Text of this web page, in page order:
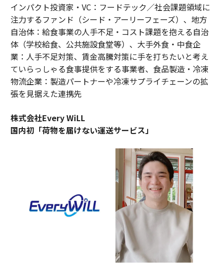
インパクト投資家・VC：フードテック／社会課題領域に
注力するファンド（シード・アーリーフェーズ）、地方
自治体：給食事業の人手不足・コスト課題を抱える自治
体（学校給食、公共施設食堂等）、大手外食・中食企
業：人手不足対策、賃金高騰対策に手を打ちたいと考え
ていらっしゃる食事提供をする事業者、食品製造・冷凍
物流企業：製造パートナーや冷凍サプライチェーンの拡
張を見据えた連携先
株式会社Every WiLL
国内初「荷物を届けない運送サービス」